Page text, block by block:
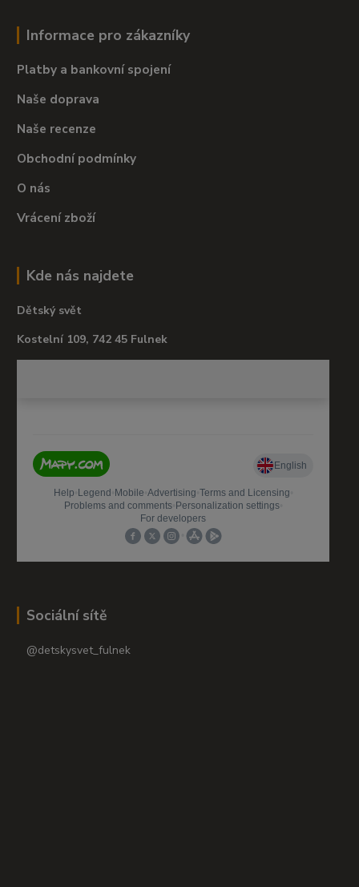
Informace pro zákazníky
Platby a bankovní spojení
Naše doprava
Naše recenze
Obchodní podmínky
O nás
Vrácení zboží
Kde nás najdete
Dětský svět
Kostelní 109, 742 45 Fulnek
Sociální sítě
@detskysvet_fulnek